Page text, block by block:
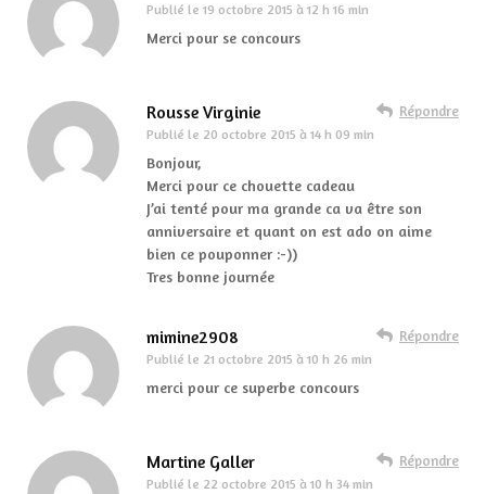
Publié le 19 octobre 2015 à 12 h 16 min
Merci pour se concours
Rousse Virginie
Publié le 20 octobre 2015 à 14 h 09 min
Répondre
Bonjour,
Merci pour ce chouette cadeau
J’ai tenté pour ma grande ca va être son
anniversaire et quant on est ado on aime
bien ce pouponner :-))
Tres bonne journée
mimine2908
Publié le 21 octobre 2015 à 10 h 26 min
Répondre
merci pour ce superbe concours
Martine Galler
Publié le 22 octobre 2015 à 10 h 34 min
Répondre